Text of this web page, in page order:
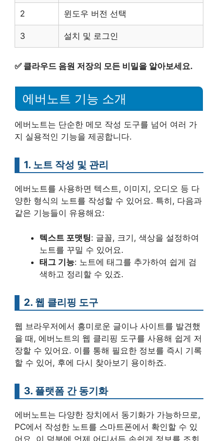
2 윈도우 버전 선택
3 설치 및 로그인
✅ 클라우드 음원 저장의 모든 비밀을 알아보세요.
에버노트 기능 소개
에버노트는 단순한 메모 작성 도구를 넘어 여러 가
지 실용적인 기능을 제공합니다.
1. 노트 작성 및 관리
에버노트를 사용하면 텍스트, 이미지, 오디오 등 다
양한 형식의 노트를 작성할 수 있어요. 특히, 다음과
같은 기능들이 유용해요:
텍스트 포맷팅: 글꼴, 크기, 색상을 설정하여
노트를 꾸밀 수 있어요.
태그 기능: 노트에 태그를 추가하여 쉽게 검
색하고 정리할 수 있죠.
2. 웹 클리핑 도구
웹 브라우저에서 흥미로운 글이나 사이트를 발견했
을 때, 에버노트의 웹 클리핑 도구를 사용해 쉽게 저
장할 수 있어요. 이를 통해 필요한 정보를 즉시 기록
할 수 있어, 후에 다시 찾아보기 용이하죠.
3. 플랫폼 간 동기화
에버노트는 다양한 장치에서 동기화가 가능하므로,
PC에서 작성한 노트를 스마트폰에서 확인할 수 있
어요. 이 덕분에 언제 어디서든 손쉽게 정보를 조회